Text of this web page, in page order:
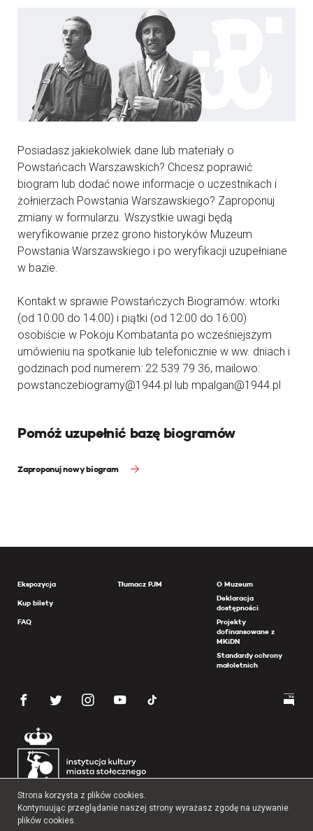
Posiadasz jakiekolwiek dane lub materiały o
Powstańcach Warszawskich? Chcesz poprawić
biogram lub dodać nowe informacje o uczestnikach i
żołnierzach Powstania Warszawskiego? Zaproponuj
zmiany w formularzu. Wszystkie uwagi będą
weryfikowanie przez grono historyków Muzeum
Powstania Warszawskiego i po weryfikacji uzupełniane
w bazie.
Kontakt w sprawie Powstańczych Biogramów: wtorki
(od 10:00 do 14:00) i piątki (od 12:00 do 16:00)
osobiście w Pokoju Kombatanta po wcześniejszym
umówieniu na spotkanie lub telefonicznie w ww. dniach i
godzinach pod numerem: 22 539 79 36, mailowo:
powstanczebiogramy@1944.pl lub mpalgan@1944.pl
Pomóż uzupełnić bazę biogramów
Zaproponuj nowy biogram
Ekspozycja
Kup bilety
FAQ
Tłumacz PJM
O Muzeum
Deklaracja
dostępności
Projekty
dofinansowane z
MKiDN
Standardy ochrony
małoletnich
Strona korzysta z plików cookies.
Kontynuując przeglądanie naszej strony wyrażasz zgodę na używanie
plików cookies.